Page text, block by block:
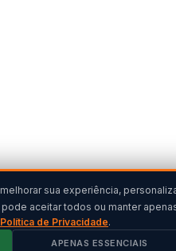
sua experiência,
aceitar todos ou manter
Política de Privacidade.
APENAS ESSENCIAIS